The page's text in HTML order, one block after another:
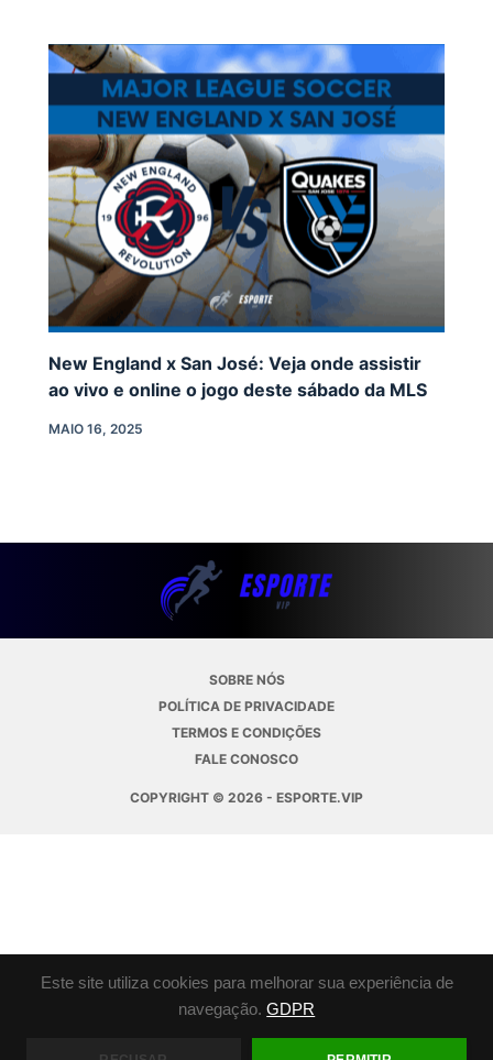
Este site utiliza cookies para melhorar sua experiência de
navegação. GDPR
New England x San José: Veja onde assistir
ao vivo e online o jogo deste sábado da MLS
MAIO 16, 2025
SOBRE NÓS
POLÍTICA DE PRIVACIDADE
TERMOS E CONDIÇÕES
FALE CONOSCO
COPYRIGHT © 2026 - ESPORTE.VIP